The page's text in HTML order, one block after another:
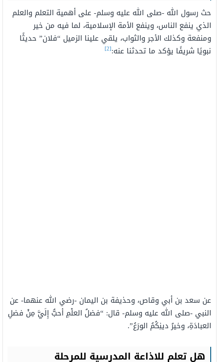
حث رسول الله -صلى الله عليه وسلم- على أهمية التعلم والعلم
الذي ينفع الناس، وينفع الأمة الإسلامية، لما فيه من خير
ومنفعة وكذلك الأجر والثواب، يلقي علينا الزميل “فلان” حديثًا
نبويًا شريفًا يؤكد ما تحدثنا عنه:[2]
عن سعد بن أبي وقاص، وحذيفة بن اليمان -رضي الله عنهما- عن
النبي -صلى الله عليه وسلم- قال: “فضلُ العلْمِ أحبُّ إِلَيَّ مِنْ فضلِ
العبادَةِ، وخيرُ دينِكُمُ الورَعُ”.
هل تعلم للاذاعة المدرسية للمرحلة